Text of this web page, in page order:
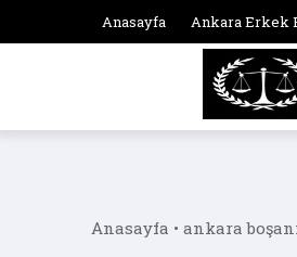
Anasayfa Ankara Erkek
Anasayfa • ankara